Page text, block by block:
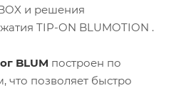
и решения
TIP-ON BLUMOTION .
BLUM построен по
что позволяет быстро